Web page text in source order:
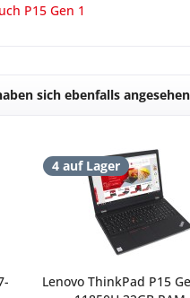
P15 Gen 1
sich ebenfalls angesehen
4 auf Lager
Lenovo ThinkPad P15